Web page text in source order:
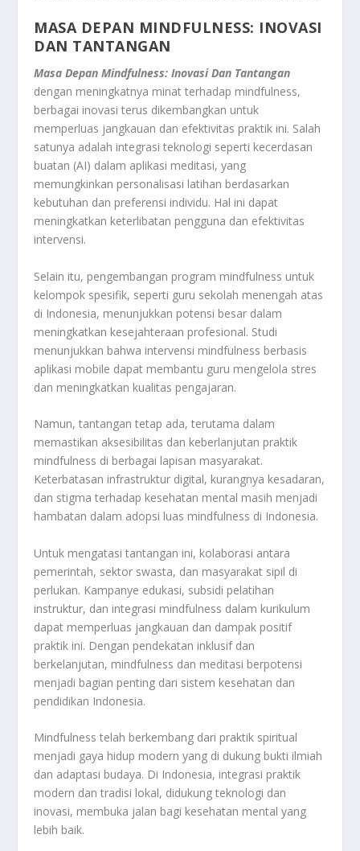
MASA DEPAN MINDFULNESS: INOVASI
DAN TANTANGAN
Masa Depan Mindfulness: Inovasi Dan Tantangan
dengan meningkatnya minat terhadap mindfulness,
berbagai inovasi terus dikembangkan untuk
memperluas jangkauan dan efektivitas praktik ini. Salah
satunya adalah integrasi teknologi seperti kecerdasan
buatan (AI) dalam aplikasi meditasi, yang
memungkinkan personalisasi latihan berdasarkan
kebutuhan dan preferensi individu. Hal ini dapat
meningkatkan keterlibatan pengguna dan efektivitas
intervensi.
Selain itu, pengembangan program mindfulness untuk
kelompok spesifik, seperti guru sekolah menengah atas
di Indonesia, menunjukkan potensi besar dalam
meningkatkan kesejahteraan profesional. Studi
menunjukkan bahwa intervensi mindfulness berbasis
aplikasi mobile dapat membantu guru mengelola stres
dan meningkatkan kualitas pengajaran.
Namun, tantangan tetap ada, terutama dalam
memastikan aksesibilitas dan keberlanjutan praktik
mindfulness di berbagai lapisan masyarakat.
Keterbatasan infrastruktur digital, kurangnya kesadaran,
dan stigma terhadap kesehatan mental masih menjadi
hambatan dalam adopsi luas mindfulness di Indonesia.
Untuk mengatasi tantangan ini, kolaborasi antara
pemerintah, sektor swasta, dan masyarakat sipil di
perlukan. Kampanye edukasi, subsidi pelatihan
instruktur, dan integrasi mindfulness dalam kurikulum
dapat memperluas jangkauan dan dampak positif
praktik ini. Dengan pendekatan inklusif dan
berkelanjutan, mindfulness dan meditasi berpotensi
menjadi bagian penting dari sistem kesehatan dan
pendidikan Indonesia.
Mindfulness telah berkembang dari praktik spiritual
menjadi gaya hidup modern yang di dukung bukti ilmiah
dan adaptasi budaya. Di Indonesia, integrasi praktik
modern dan tradisi lokal, didukung teknologi dan
inovasi, membuka jalan bagi kesehatan mental yang
lebih baik.